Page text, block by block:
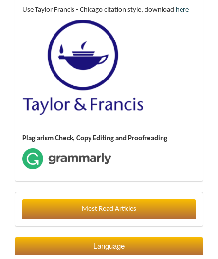
Use Taylor Francis - Chicago citation style, download here
Plagiarism Check, Copy Editing and Proofreading
Most Read Articles
Language